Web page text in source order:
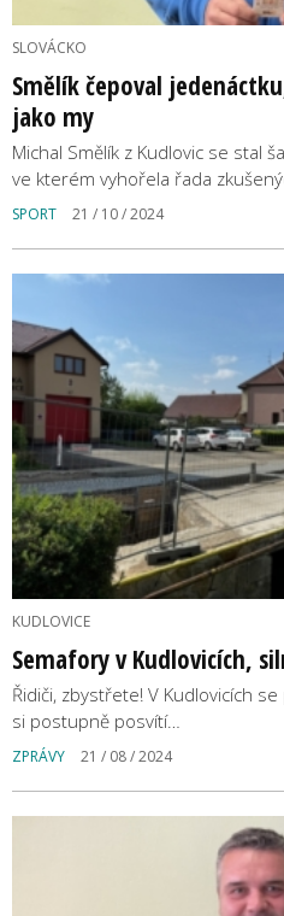
SLOVÁCKO
Smělík čepoval
jako my
Michal Smělík z Kudlovic se stal
ve kterém vyhořela řada
SPORT 21 / 10 / 2024
KUDLOVICE
Semafory v Kudlovicích,
Řidiči, zbystřete! V Kudlovicích
si postupně posvítí…
ZPRÁVY 21 / 08 / 2024